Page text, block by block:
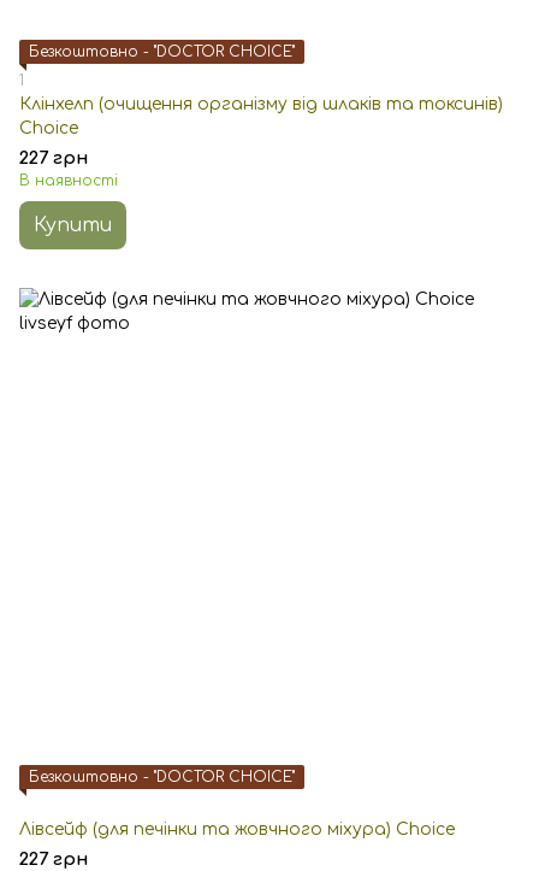
Безкоштовно - "DOCTOR CHOICE"
1
Клінхелп (очищення організму від шлаків та токсинів)
Choice
227 грн
В наявності
Купити
Безкоштовно - "DOCTOR CHOICE"
Лівсейф (для печінки та жовчного міхура) Choice
227 грн